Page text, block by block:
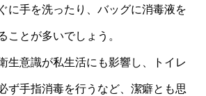
に手を洗ったり、バッグに消毒液を
ことが多いでしょう。
生意識が私生活にも影響し、トイレ
ず手指消毒を行うなど、潔癖とも思